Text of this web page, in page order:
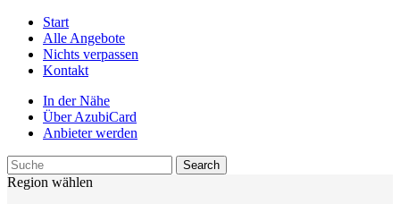
Start
Alle Angebote
Nichts verpassen
Kontakt
In der Nähe
Über AzubiCard
Anbieter werden
Region wählen